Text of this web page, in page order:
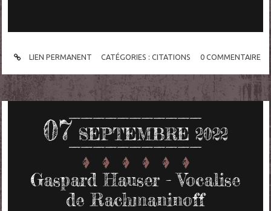
LIEN PERMANENT CATÉGORIES :CITATIONS 0 COMMENTAIRE
07 SEPTEMBRE 2022
Gaspard Hauser - Vocalise
de Rachmaninoff